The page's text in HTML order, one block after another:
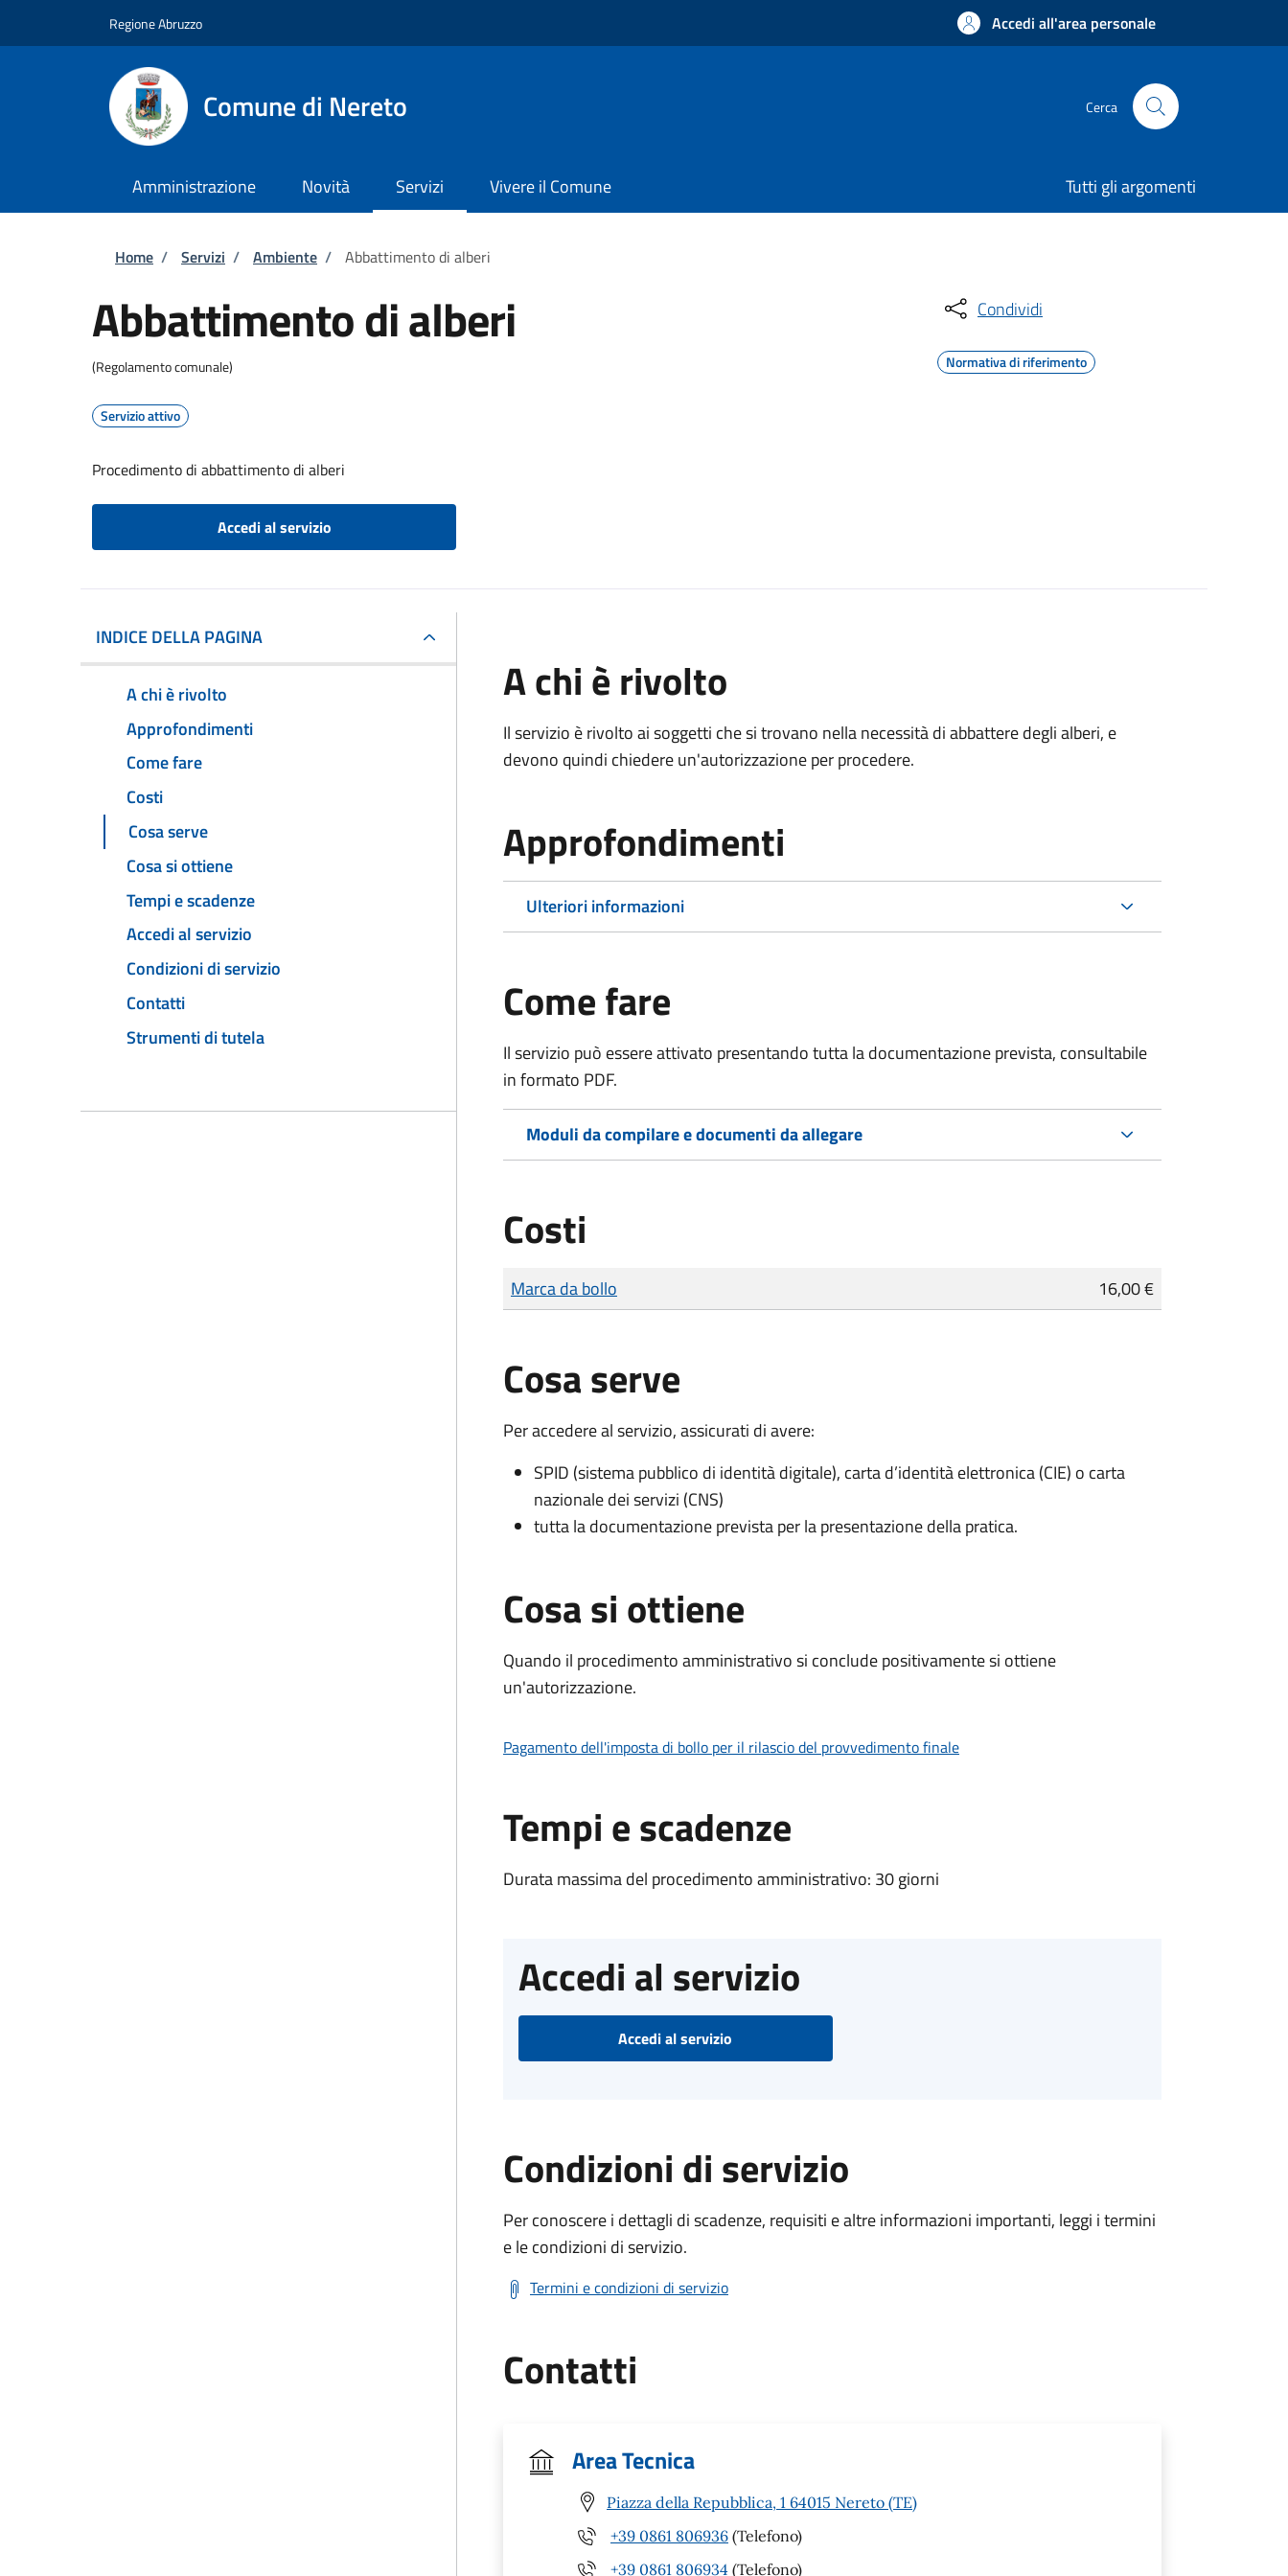
Regione Abruzzo Accedi all'area personale
Comune di Nereto Cerca
Amministrazione Novità Servizi Vivere il Comune Tutti gli argomenti
Briciole di pane
Home / Servizi / Ambiente / Abbattimento di alberi
Abbattimento di alberi
(Regolamento comunale)
Servizio attivo
Procedimento di abbattimento di alberi
Accedi al servizio
Condividi
Normativa di riferimento
INDICE DELLA PAGINA
A chi è rivolto
Approfondimenti
Come fare
Costi
Cosa serve
Cosa si ottiene
Tempi e scadenze
Accedi al servizio
Condizioni di servizio
Contatti
Strumenti di tutela
A chi è rivolto
Il servizio è rivolto ai soggetti che si trovano nella necessità di abbattere degli alberi, e
devono quindi chiedere un'autorizzazione per procedere.
Approfondimenti
Ulteriori informazioni
Come fare
Il servizio può essere attivato presentando tutta la documentazione prevista, consultabile
in formato PDF.
Moduli da compilare e documenti da allegare
Costi
Tipo di pagamento
Importo
Marca da bollo 16,00 €
Cosa serve
Per accedere al servizio, assicurati di avere:
SPID (sistema pubblico di identità digitale), carta d’identità elettronica (CIE) o carta
nazionale dei servizi (CNS)
tutta la documentazione prevista per la presentazione della pratica.
Cosa si ottiene
Quando il procedimento amministrativo si conclude positivamente si ottiene
un'autorizzazione.
Pagamento dell'imposta di bollo per il rilascio del provvedimento finale
Tempi e scadenze
Durata massima del procedimento amministrativo: 30 giorni
Accedi al servizio
Accedi al servizio
Condizioni di servizio
Per conoscere i dettagli di scadenze, requisiti e altre informazioni importanti, leggi i termini
e le condizioni di servizio.
Termini e condizioni di servizio
Contatti
Area Tecnica
Piazza della Repubblica, 1 64015 Nereto (TE)
+39 0861 806936 (Telefono)
+39 0861 806934 (Telefono)